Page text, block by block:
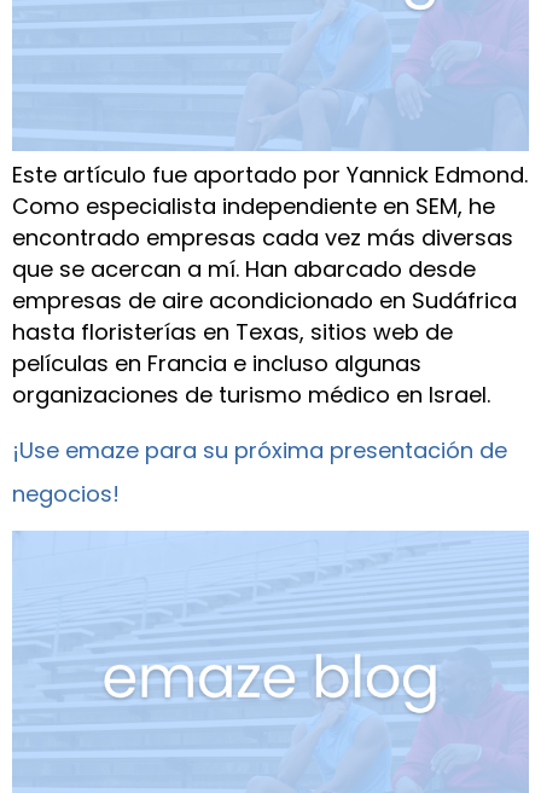
Este artículo fue aportado por Yannick Edmond.
Como especialista independiente en SEM, he
encontrado empresas cada vez más diversas
que se acercan a mí. Han abarcado desde
empresas de aire acondicionado en Sudáfrica
hasta floristerías en Texas, sitios web de
películas en Francia e incluso algunas
organizaciones de turismo médico en Israel.
¡Use emaze para su próxima presentación de
negocios!